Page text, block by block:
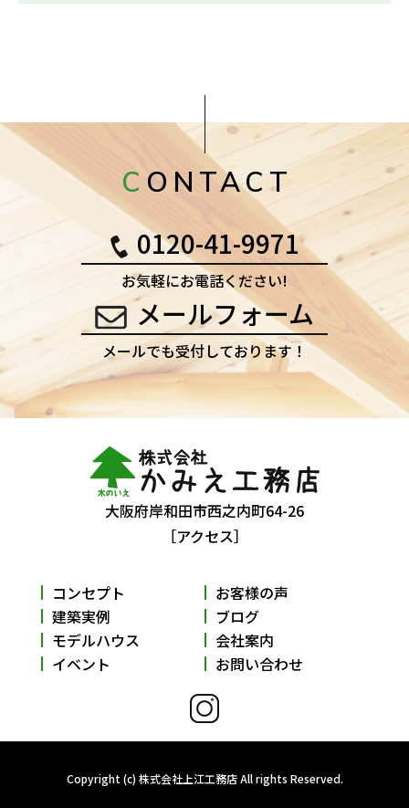
CONTACT
0120-41-9971
お気軽にお電話ください!
メールフォーム
メールでも受付しております！
大阪府岸和田市西之内町64-26
［アクセス］
コンセプト
建築実例
モデルハウス
イベント
お客様の声
ブログ
会社案内
お問い合わせ
Copyright (c) 株式会社上江工務店 All rights Reserved.